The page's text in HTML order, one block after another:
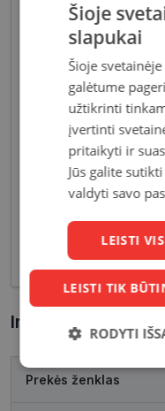
Akiniai moterims
dizaino elementais,
moterišką įvaizdį.
įvairovė leidžia
tiek klasikinių, tiek
korekcija, tačiau ir
akcentas.
Informacija apie
Prekės ženklas
Šioje
slapukai
Šioje
galėtume
užtikrinti
įvertinti
pritaikyti ir
Jūs galite
valdyti savo
LEISTI
LEISTI TIK
RODYTI
Būtinieji
slapukai